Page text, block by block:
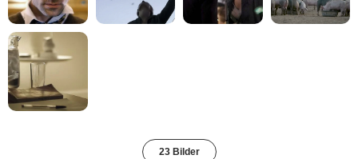
23 Bilder